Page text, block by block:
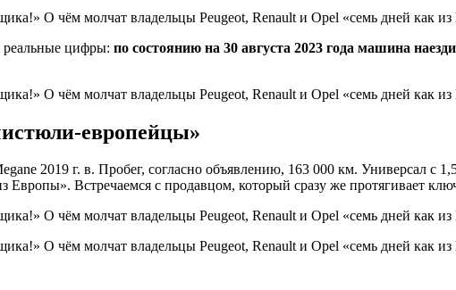
цифры: по состоянию на 30 августа 2023 года машина
европейцы»
2019 г. в. Пробег, согласно объявлению, 163 000 км. Универсал с
Европы». Встречаемся с продавцом, который сразу же протягивает